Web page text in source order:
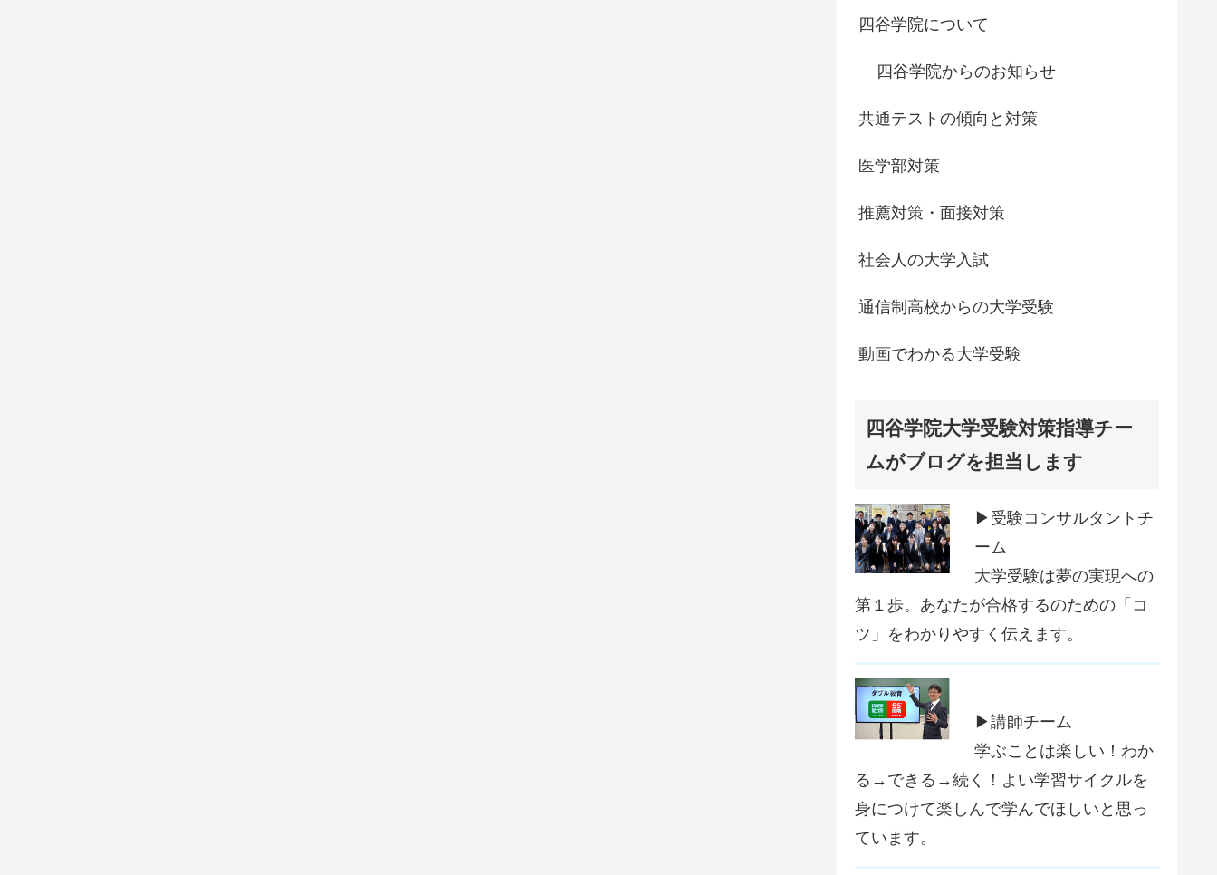
四谷学院について
四谷学院からのお知らせ
共通テストの傾向と対策
医学部対策
推薦対策・面接対策
社会人の大学入試
通信制高校からの大学受験
動画でわかる大学受験
四谷学院大学受験対策指導チー
ムがブログを担当します
▶受験コンサルタントチ
ーム
大学受験は夢の実現への
第１歩。あなたが合格するのための「コ
ツ」をわかりやすく伝えます。
▶講師チーム
学ぶことは楽しい！わか
る→できる→続く！よい学習サイクルを
身につけて楽しんで学んでほしいと思っ
ています。